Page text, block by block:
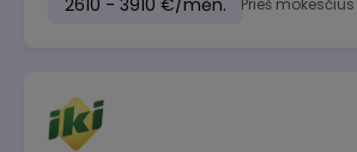
2610 - 3910 €/mėn. Prieš mokesčius